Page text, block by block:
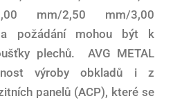
mm/2,50 mm/3,00
požádání mohou být k
plechů. AVG METAL
výroby obkladů i z
panelů (ACP), které se